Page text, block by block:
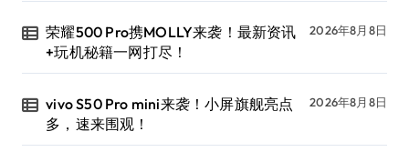
荣耀500 Pro携MOLLY来袭！最新资讯
+玩机秘籍一网打尽！
2026年8月8日
vivo S50 Pro mini来袭！小屏旗舰亮点
多，速来围观！
2026年8月8日